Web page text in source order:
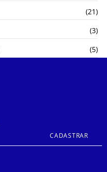
(21)
(3)
(5)
CADASTRAR